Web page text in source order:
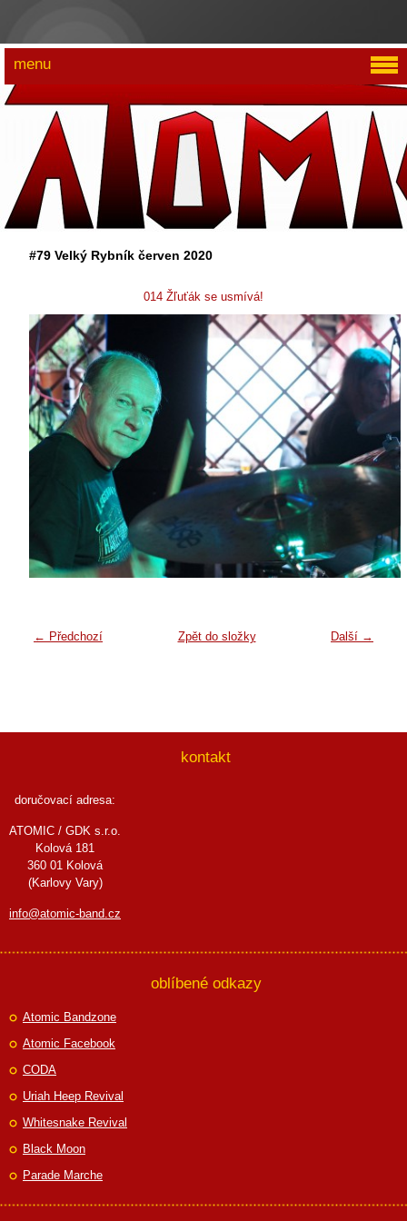
#79 Velký Rybník červen 2020
014 Žľuťák se usmívá!
← Předchozí Další →
Zpět do složky
menu
kontakt
doručovací adresa:
ATOMIC / GDK s.r.o.
Kolová 181
360 01 Kolová
(Karlovy Vary)
info@atomic-band.cz
oblíbené odkazy
Atomic Bandzone
Atomic Facebook
CODA
Uriah Heep Revival
Whitesnake Revival
Black Moon
Parade Marche